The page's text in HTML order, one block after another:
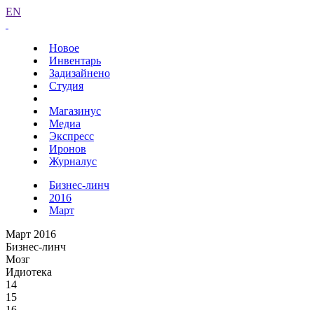
EN
Новое
Инвентарь
Задизайнено
Студия
Магазинус
Медиа
Экспресс
Иронов
Журналус
Бизнес-линч
2016
Март
Март 2016
Бизнес-линч
Мозг
Идиотека
14
15